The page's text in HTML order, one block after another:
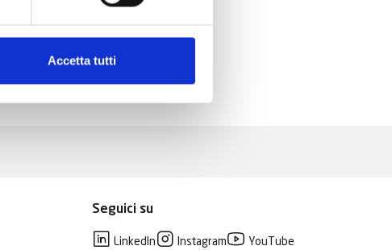
Accetta tutti
Seguici su
LinkedIn Instagram
YouTube